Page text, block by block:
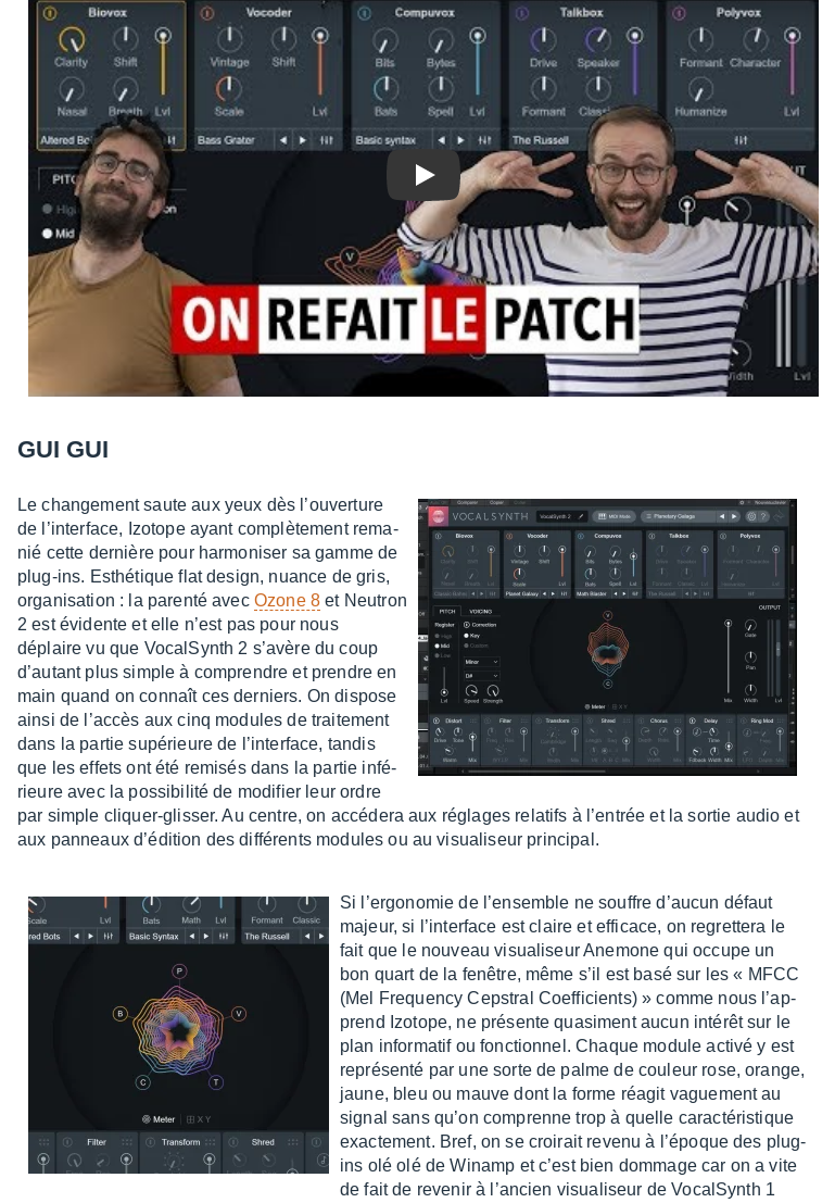
Play
GUI GUI
Le chan­ge­ment saute aux yeux dès l’ou­ver­ture
de l’in­ter­face, Izotope ayant complè­te­ment rema­
nié cette dernière pour harmo­ni­ser sa gamme de
plug-ins. Esthé­tique flat design, nuance de gris,
orga­ni­sa­tion : la parenté avec Ozone 8 et Neutron
2 est évidente et elle n’est pas pour nous
déplaire vu que Vocal­Synth 2 s’avère du coup
d’au­tant plus simple à comprendre et prendre en
main quand on connaît ces derniers. On dispose
ainsi de l’ac­cès aux cinq modules de trai­te­ment
dans la partie supé­rieure de l’in­ter­face, tandis
que les effets ont été remi­sés dans la partie infé­
rieure avec la possi­bi­lité de modi­fier leur ordre
par simple cliquer-glis­ser. Au centre, on accé­dera aux réglages rela­tifs à l’en­trée et la sortie audio et
aux panneaux d’édi­tion des diffé­rents modules ou au visua­li­seur prin­ci­pal.
Si l’er­go­no­mie de l’en­semble ne souffre d’au­cun défaut
majeur, si l’in­ter­face est claire et effi­cace, on regret­tera le
fait que le nouveau visua­li­seur Anemone qui occupe un
bon quart de la fenêtre, même s’il est basé sur les « MFCC
(Mel Frequency Ceps­tral Coef­fi­cients) » comme nous l’ap­
prend Izotope, ne présente quasi­ment aucun inté­rêt sur le
plan infor­ma­tif ou fonc­tion­nel. Chaque module activé y est
repré­senté par une sorte de palme de couleur rose, orange,
jaune, bleu ou mauve dont la forme réagit vague­ment au
signal sans qu’on comprenne trop à quelle carac­té­ris­tique
exac­te­ment. Bref, on se croi­rait revenu à l’époque des plug-
ins olé olé de Winamp et c’est bien dommage car on a vite
de fait de reve­nir à l’an­cien visua­li­seur de Vocal­Synth 1